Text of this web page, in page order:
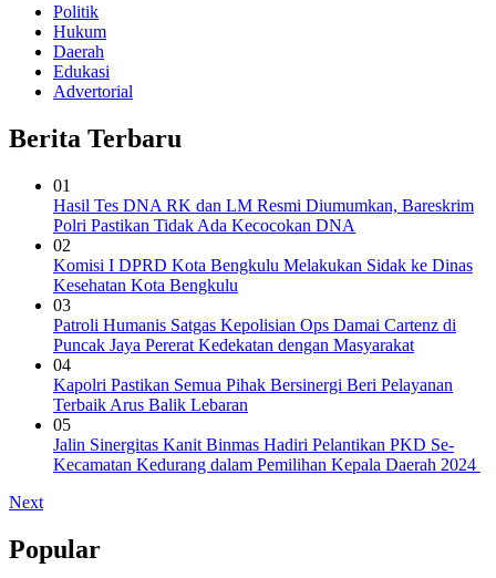
Politik
Hukum
Daerah
Edukasi
Advertorial
Berita Terbaru
01
Hasil Tes DNA RK dan LM Resmi Diumumkan, Bareskrim
Polri Pastikan Tidak Ada Kecocokan DNA
02
Komisi I DPRD Kota Bengkulu Melakukan Sidak ke Dinas
Kesehatan Kota Bengkulu
03
Patroli Humanis Satgas Kepolisian Ops Damai Cartenz di
Puncak Jaya Pererat Kedekatan dengan Masyarakat
04
Kapolri Pastikan Semua Pihak Bersinergi Beri Pelayanan
Terbaik Arus Balik Lebaran
05
Jalin Sinergitas Kanit Binmas Hadiri Pelantikan PKD Se-
Kecamatan Kedurang dalam Pemilihan Kepala Daerah 2024
Next
Popular